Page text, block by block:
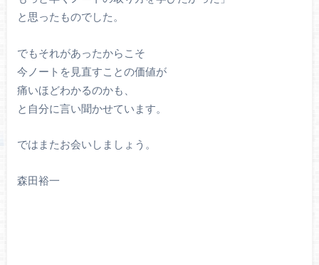
と思ったものでした。
でもそれがあったからこそ
今ノートを見直すことの価値が
痛いほどわかるのかも、
と自分に言い聞かせています。
ではまたお会いしましょう。
森田裕一